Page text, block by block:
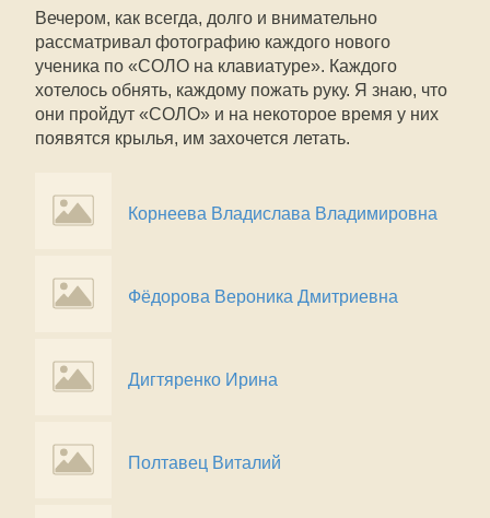
Вечером, как всегда, долго и внимательно
рассматривал фотографию каждого нового
ученика по «СОЛО на клавиатуре». Каждого
хотелось обнять, каждому пожать руку. Я знаю, что
они пройдут «СОЛО» и на некоторое время у них
появятся крылья, им захочется летать.
Корнеева Владислава Владимировна
Фёдорова Вероника Дмитриевна
Дигтяренко Ирина
Полтавец Виталий